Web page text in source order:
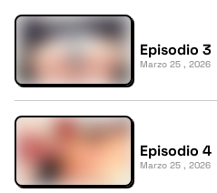
Episodio 3
Marzo 25 , 2026
Episodio 4
Marzo 25 , 2026